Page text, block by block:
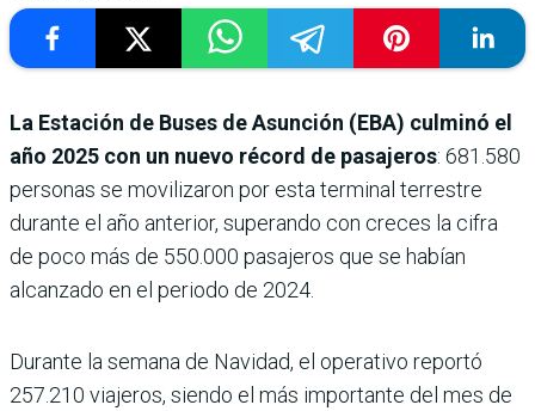
La Estación de Buses de Asunción (EBA) culminó el
año 2025 con un nuevo récord de pasajeros: 681.580
personas se movilizaron por esta terminal terrestre
durante el año anterior, superando con creces la cifra
de poco más de 550.000 pasajeros que se habían
alcanzado en el periodo de 2024.
Durante la semana de Navidad, el operativo reportó
257.210 viajeros, siendo el más importante del mes de